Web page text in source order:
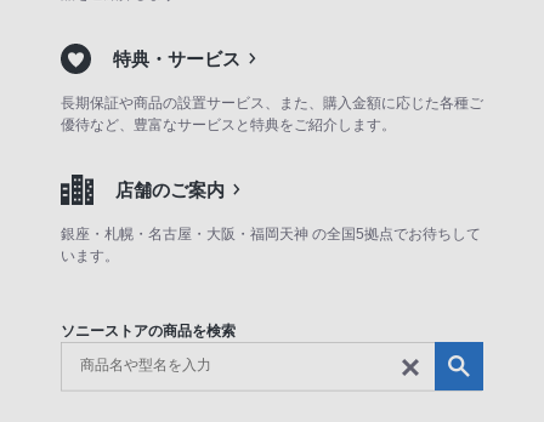
特典・サービス
長期保証や商品の設置サービス、また、購入金額に応じた各種ご
優待など、豊富なサービスと特典をご紹介します。
店舗のご案内
銀座・札幌・名古屋・大阪・福岡天神 の全国5拠点でお待ちして
います。
ソニーストアの商品を検索